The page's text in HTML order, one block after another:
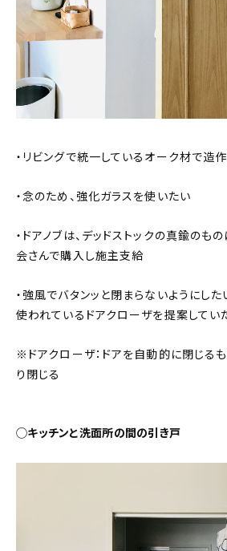
・リビングで統一しているオーク材で造
・念のため、強化ガラスを使いたい
・ドアノブは、デッドストックの真鍮の
会さんで購入し施主支給
・強風でバタンッと閉まらないようにし
使われているドアクローザを提案してい
※ドアクローザ：ドアを自動的に閉じるも
り閉じる
◯キッチンと洗面所の間の引き戸